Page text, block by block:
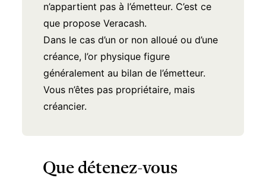
n’appartient pas à l’émetteur. C’est ce
que propose Veracash.
Dans le cas d’un or non alloué ou d’une
créance, l’or physique figure
généralement au bilan de l’émetteur.
Vous n’êtes pas propriétaire, mais
créancier.
Que détenez-vous